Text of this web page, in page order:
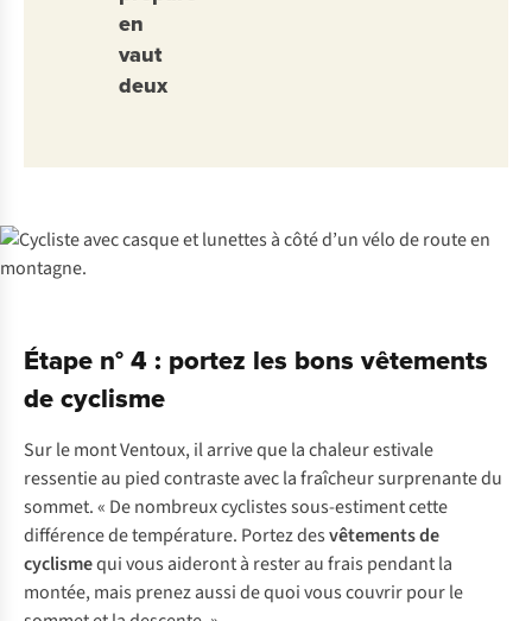
en
vaut
deux
Étape n° 4 : portez les bons vêtements
de cyclisme
Sur le mont Ventoux, il arrive que la chaleur estivale
ressentie au pied contraste avec la fraîcheur surprenante du
sommet. « De nombreux cyclistes sous-estiment cette
différence de température. Portez desvêtements de
cyclismequi vous aideront à rester au frais pendant la
montée, mais prenez aussi de quoi vous couvrir pour le